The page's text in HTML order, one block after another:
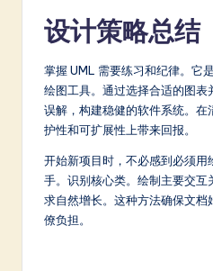
设计策略总结
掌握 UML 需要练习和纪律。它
绘图工具。通过选择合适的图
误解，构建稳健的软件系统。在
护性和可扩展性上带来回报。
开始新项目时，不必感到必须用
手。识别核心类。绘制主要交
求自然增长。这种方法确保文档
僚负担。